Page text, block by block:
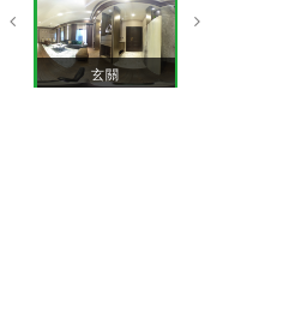
玄關